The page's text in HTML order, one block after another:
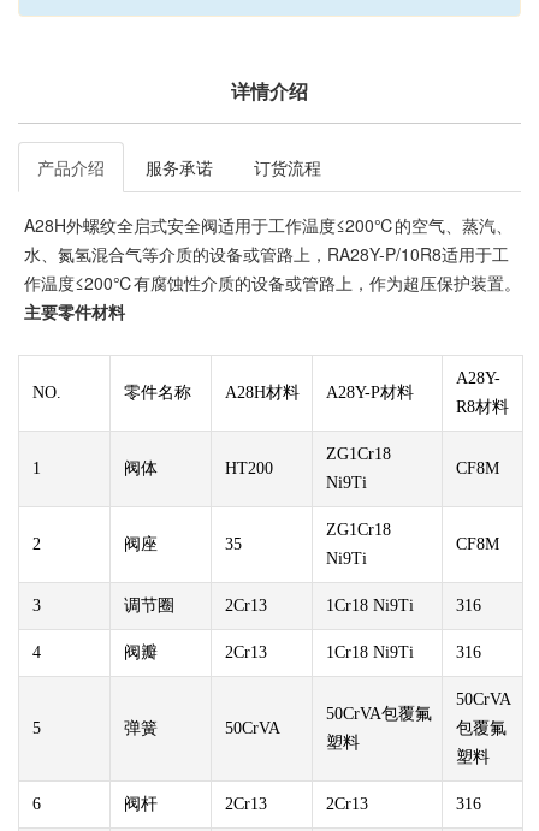
详情介绍
产品介绍 服务承诺 订货流程
A28H外螺纹全启式安全阀适用于工作温度≤200℃的空气、蒸汽、
水、氮氢混合气等介质的设备或管路上，RA28Y-P/10R8适用于工
作温度≤200℃有腐蚀性介质的设备或管路上，作为超压保护装置。
主要零件材料
NO. 零件名称 A28H材料 A28Y-P材料
A28Y-
R8材料
1 阀体 HT200
ZG1Cr18
Ni9Ti
CF8M
2 阀座 35
ZG1Cr18
Ni9Ti
CF8M
3 调节圈 2Cr13 1Cr18 Ni9Ti 316
4 阀瓣 2Cr13 1Cr18 Ni9Ti 316
5 弹簧 50CrVA
50CrVA包覆氟
塑料
50CrVA
包覆氟
塑料
6 阀杆 2Cr13 2Cr13 316